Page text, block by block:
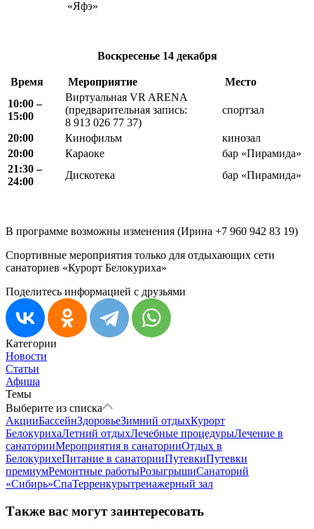
«Яфэ»
Воскресенье 14 декабря
Время Мероприятие
Место
10:00 –
15:00
Виртуальная VR ARENA
(предварительная запись:
8 913 026 77 37)
спортзал
20:00 Кинофильм
кинозал
20:00
Караоке
бар «Пирамида»
21:30 –
24:00
Дискотека бар «Пирамида»
В программе возможны изменения (Ирина +7 960 942 83 19)
Спортивные мероприятия только для отдыхающих сети
санаториев «Курорт Белокуриха»
Поделитесь информацией с друзьями
Категории
Новости
Статьи
Афиша
Темы
Выберите из списка
АкцииБассейнЗдоровьеЗимний отдыхКурорт
БелокурихаЛетний отдыхЛечебные процедурыЛечение в
санаторииМероприятия в санаторииОтдых в
БелокурихеПитание в санаторииПутевкиПутевки
премиумРемонтные работыРозыгрышиСанаторий
«Сибирь»СпаТерренкурытренажерный зал
Также вас могут заинтересовать